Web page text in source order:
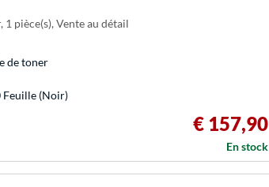
1 pièce(s), Vente au détail
de toner
Feuille (Noir)
€ 157,90
En stock